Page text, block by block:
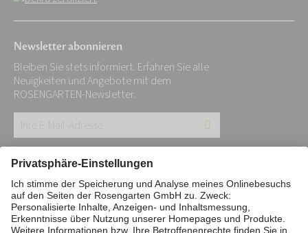
Newsletter abonnieren
Bleiben Sie stets informiert. Erfahren Sie alle
Neuigkeiten und Angebote mit dem
ROSENGARTEN-Newsletter.
E-
Mail-
Adresse:
*
Impressum Datenschutz
Stiftung
Interne Meldestelle
Zahlungsmittel
Vertrag widerrufen